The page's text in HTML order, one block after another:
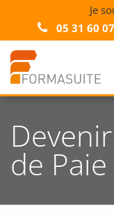
Je
05 31 60
de